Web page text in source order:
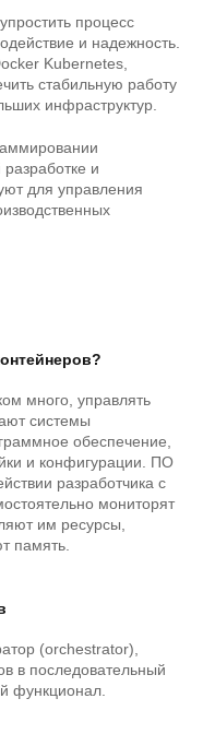
процесс
и надежность.
Kubernetes,
стабильную работу
инфраструктур.
и
для управления
много, управлять
системы
обеспечение,
и конфигурации. ПО
разработчика с
мониторят
им ресурсы,
память.
(orchestrator),
в последовательный
функционал.